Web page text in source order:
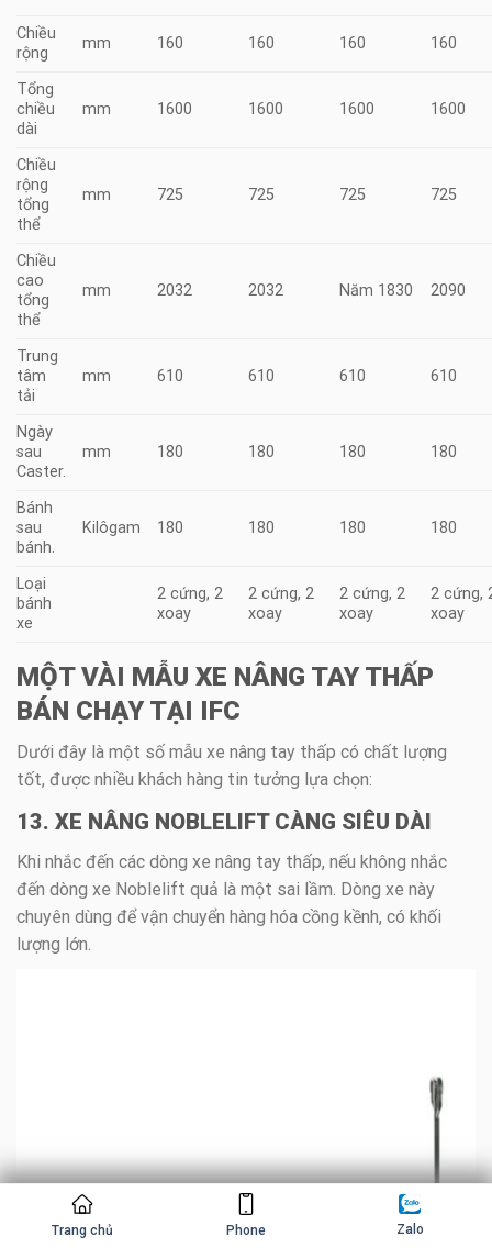
Chiều
rộng
mm 160 160 160 160
Tổng
chiều
dài
mm 1600 1600 1600 1600
Chiều
rộng
tổng
thể
mm 725 725 725 725
Chiều
cao
tổng
thể
mm 2032 2032 Năm 1830 2090
Trung
tâm
tải
mm 610 610 610 610
Ngày
sau
Caster.
mm 180 180 180 180
Bánh
sau
bánh.
Kilôgam 180 180 180 180
Loại
bánh
xe
2 cứng, 2
xoay
2 cứng, 2
xoay
2 cứng, 2
xoay
2 cứng,
xoay
MỘT VÀI MẪU XE NÂNG TAY THẤP
BÁN CHẠY TẠI IFC
Dưới đây là một số mẫu xe nâng tay thấp có chất lượng
tốt, được nhiều khách hàng tin tưởng lựa chọn:
13. XE NÂNG NOBLELIFT CÀNG SIÊU DÀI
Khi nhắc đến các dòng xe nâng tay thấp, nếu không nhắc
đến dòng xe Noblelift quả là một sai lầm. Dòng xe này
chuyên dùng để vận chuyển hàng hóa cồng kềnh, có khối
lượng lớn.
Trang chủ Phone Zalo